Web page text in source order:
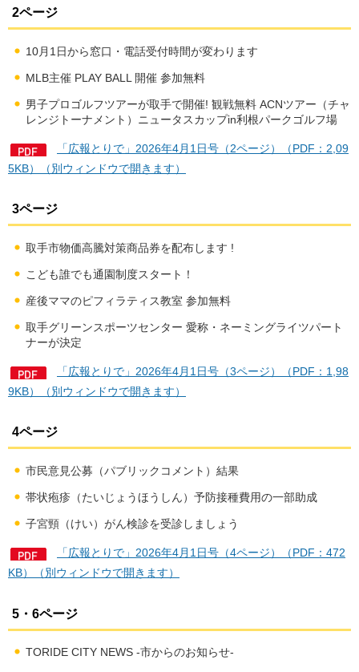
2ページ
10月1日から窓口・電話受付時間が変わります
MLB主催 PLAY BALL 開催 参加無料
男子プロゴルフツアーが取手で開催! 観戦無料 ACNツアー（チャ
レンジトーナメント）ニュータスカップin利根パークゴルフ場
「広報とりで」2026年4月1日号（2ページ）（PDF：2,09
5KB）（別ウィンドウで開きます）
3ページ
取手市物価高騰対策商品券を配布します !
こども誰でも通園制度スタート！
産後ママのピフィラティス教室 参加無料
取手グリーンスポーツセンター 愛称・ネーミングライツパート
ナーが決定
「広報とりで」2026年4月1日号（3ページ）（PDF：1,98
9KB）（別ウィンドウで開きます）
4ページ
市民意見公募（パブリックコメント）結果
帯状疱疹（たいじょうほうしん）予防接種費用の一部助成
子宮頸（けい）がん検診を受診しましょう
「広報とりで」2026年4月1日号（4ページ）（PDF：472
KB）（別ウィンドウで開きます）
5・6ページ
TORIDE CITY NEWS -市からのお知らせ-